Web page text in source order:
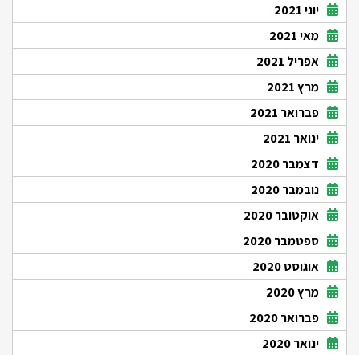
יוני 2021
מאי 2021
אפריל 2021
מרץ 2021
פברואר 2021
ינואר 2021
דצמבר 2020
נובמבר 2020
אוקטובר 2020
ספטמבר 2020
אוגוסט 2020
מרץ 2020
פברואר 2020
ינואר 2020